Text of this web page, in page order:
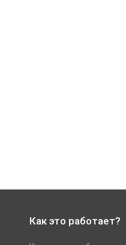
Как это работает?